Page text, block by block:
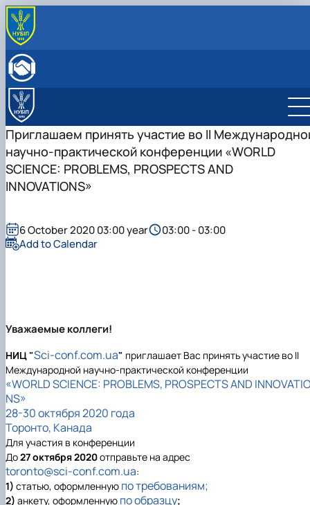
Навчально-наукова лабораторія
програми та ЕНК
Аспіранти кафедри
МІЖНАРОДНА ДІЯЛЬНІСТЬ
НАУКОВИЙ ГУРТОК
МІЖНАРОДНІ НАУКОВО-ПРАКТИЧНІ КОНФЕРЕНЦІЇ
Приглашаем принять участие во II
научно-практической конференции «WORLD
SCIENCE: PROBLEMS, PROSPECTS AND
INNOVATIONS»
Уважаемые коллеги!
НИЦ "Sci-conf.com.ua" приглашает Вас принять участие во II
Международной научно-практической конференции
«WORLD SCIENCE: PROBLEMS, PROSPECTS AND
NS»
28-30 октября 2020 года
Торонто, Канада
Для участия в конференции
До27 октября 2020отправьте на адрес
toronto@sci-conf.com.ua:
1) статью, оформленную по требованиям;
2) анкету, оформленную по образцу;
6 October 2020 03:00 year
03:00 - 03:00
Add to Calendar